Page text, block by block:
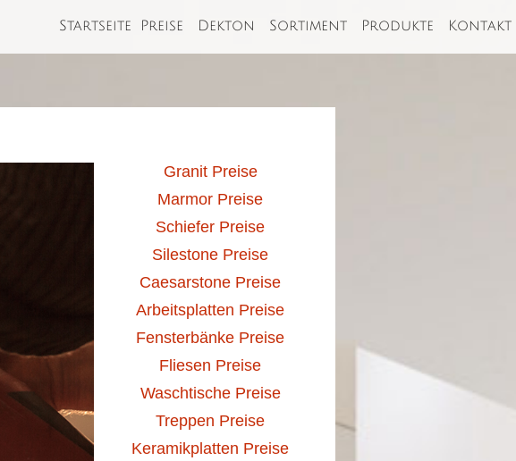
Startseite Preise Dekton Sortiment Produkte Kontakt
Granit Preise
Marmor Preise
Schiefer Preise
Silestone Preise
Caesarstone Preise
Arbeitsplatten Preise
Fensterbänke Preise
Fliesen Preise
Waschtische Preise
Treppen Preise
Keramikplatten Preise